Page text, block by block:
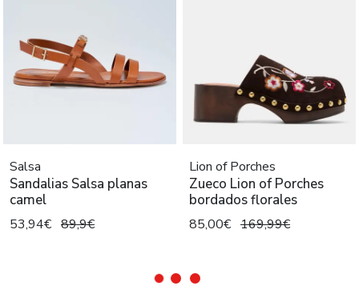
Salsa
Sandalias Salsa planas
camel
53,94€ 89,9€
Lion of Porches
Zueco Lion of Porches
bordados florales
85,00€ 169,99€